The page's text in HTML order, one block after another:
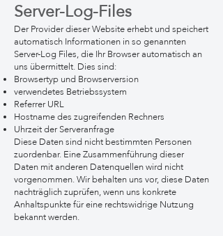
Server-Log-Files
Der Provider dieser Website erhebt und speichert
automatisch Informationen in so genannten
Server-Log Files, die Ihr Browser automatisch an
uns übermittelt. Dies sind:
Browsertyp und Browserversion
verwendetes Betriebssystem
Referrer URL
Hostname des zugreifenden Rechners
Uhrzeit der Serveranfrage
Diese Daten sind nicht bestimmten Personen
zuordenbar. Eine Zusammenführung dieser
Daten mit anderen Datenquellen wird nicht
vorgenommen. Wir behalten uns vor, diese Daten
nachträglich zuprüfen, wenn uns konkrete
Anhaltspunkte für eine rechtswidrige Nutzung
bekannt werden.